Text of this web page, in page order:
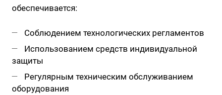
обеспечивается:
Соблюдением технологических регламентов
Использованием средств индивидуальной
защиты
Регулярным техническим обслуживанием
оборудования